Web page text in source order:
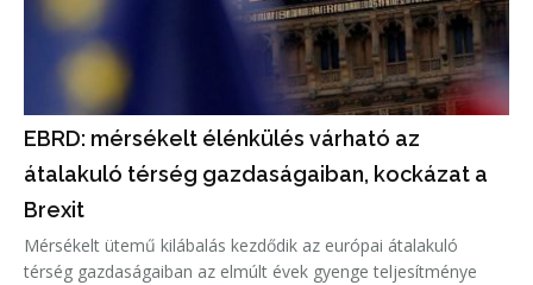
EBRD: mérsékelt élénkülés várható az
átalakuló térség gazdaságaiban, kockázat a
Brexit
Mérsékelt ütemű kilábalás kezdődik az európai átalakuló
térség gazdaságaiban az elmúlt évek gyenge teljesítménye